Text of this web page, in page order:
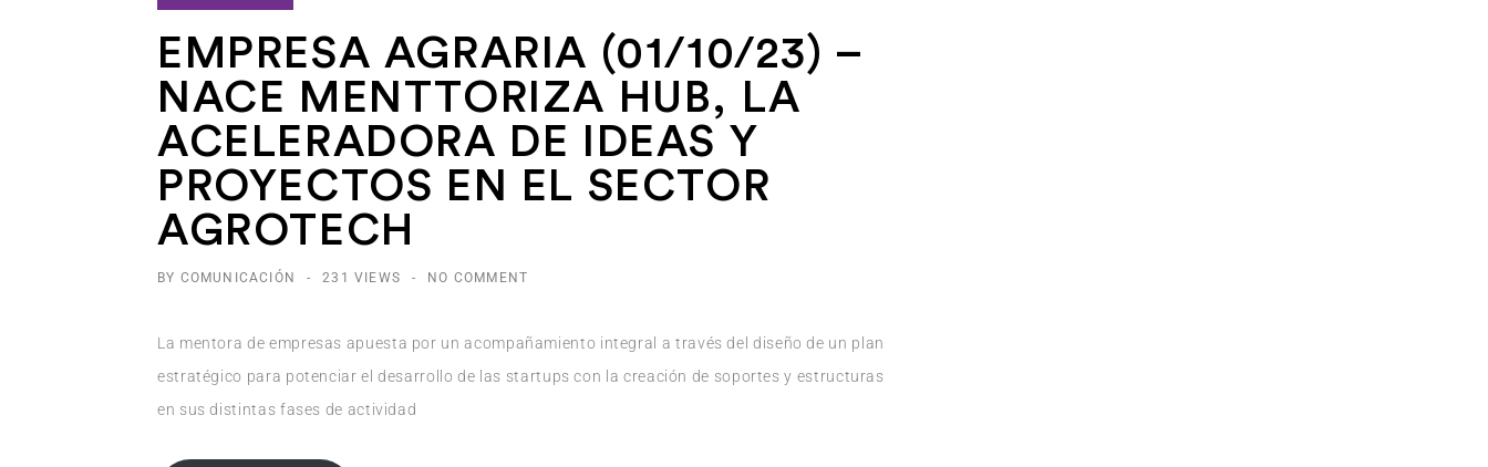
EMPRESA AGRARIA (01/10/23) –
NACE MENTTORIZA HUB, LA
ACELERADORA DE IDEAS Y
PROYECTOS EN EL SECTOR
AGROTECH
BY COMUNICACIÓN - 231 VIEWS - NO COMMENT
La mentora de empresas apuesta por un acompañamiento integral a través del diseño de un plan
estratégico para potenciar el desarrollo de las startups con la creación de soportes y estructuras
en sus distintas fases de actividad